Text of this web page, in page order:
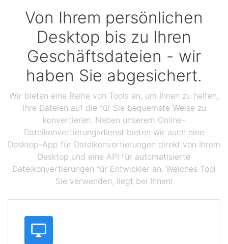
Von Ihrem persönlichen
Desktop bis zu Ihren
Geschäftsdateien - wir
haben Sie abgesichert.
Wir bieten eine Reihe von Tools an, um Ihnen zu helfen,
Ihre Dateien auf die für Sie bequemste Weise zu
konvertieren. Neben unserem Online-
Dateikonvertierungsdienst bieten wir auch eine
Desktop-App für Dateikonvertierungen direkt von Ihrem
Desktop und eine API für automatisierte
Dateikonvertierungen für Entwickler an. Welches Tool
Sie verwenden, liegt bei Ihnen!